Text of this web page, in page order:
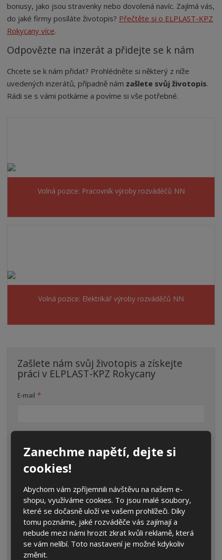
Zanechme napětí, dejte si
cookies!
Abychom vám zpříjemnili návštěvu na našem e-
shopu, využíváme cookies. To jsou malé soubory,
které se dočasně uloží ve vašem prohlížeči. Díky
tomu poznáme, jaké rozváděče vás zajímají a
nebude mezi námi hrozit zkrat kvůli reklamě, která
se vám nelíbí. Toto nastavení je možné kdykoliv
změnit.
bonusy, jako jsou stravenky nebo dovolená navíc. Zajímá vás,
do jaké firmy posíláte životopis? Přečtěte si o ELPLAST-KPZ
Rokycany více.
Odpovězte na inzerát a přidejte se k nám
Chcete se k nám přidat? Prohlédněte si některý z níže
uvedených inzerátů, případně nám zašlete svůj životopis.
Rádi se s vámi potkáme a povíme si vše potřebné.
Volná pozice: Pracovník výroby rozváděčů NN
Volná pozice: Elektrikář výroby rozváděčů NN
Zašlete nám svůj životopis a získejte
práci v ELPLAST-KPZ Rokycany
E-mail *